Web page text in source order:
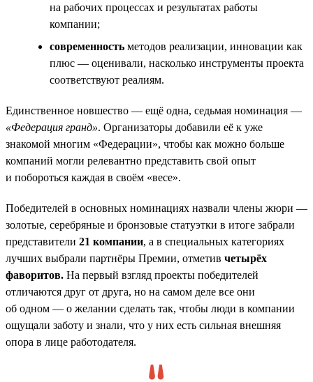
на рабочих процессах и результатах работы
компании;
современность методов реализации, инновации как
плюс — оценивали, насколько инструменты проекта
соответствуют реалиям.
Единственное новшество — ещё одна, седьмая номинация —
«Федерация гранд». Организаторы добавили её к уже
знакомой многим «Федерации», чтобы как можно больше
компаний могли релевантно представить свой опыт
и побороться каждая в своём «весе».
Победителей в основных номинациях назвали члены жюри —
золотые, серебряные и бронзовые статуэтки в итоге забрали
представители 21 компании, а в специальных категориях
лучших выбрали партнёры Премии, отметив четырёх
фаворитов. На первый взгляд проекты победителей
отличаются друг от друга, но на самом деле все они
об одном — о желании сделать так, чтобы люди в компании
ощущали заботу и знали, что у них есть сильная внешняя
опора в лице работодателя.